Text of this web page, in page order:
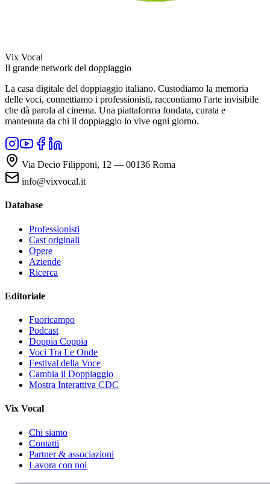
Vix Vocal
Il grande network del doppiaggio
La casa digitale del doppiaggio italiano. Custodiamo la memoria
delle voci, connettiamo i professionisti, raccontiamo l'arte invisibile
che dà parola al cinema. Una piattaforma fondata, curata e
mantenuta da chi il doppiaggio lo vive ogni giorno.
Via Decio Filipponi, 12 — 00136 Roma
info@vixvocal.it
Database
Professionisti
Cast originali
Opere
Aziende
Ricerca
Editoriale
Fuoricampo
Podcast
Doppia Coppia
Voci Tra Le Onde
Festival della Voce
Cambia il Doppiaggio
Mostra Interattiva CDC
Vix Vocal
Chi siamo
Contatti
Partner & associazioni
Lavora con noi